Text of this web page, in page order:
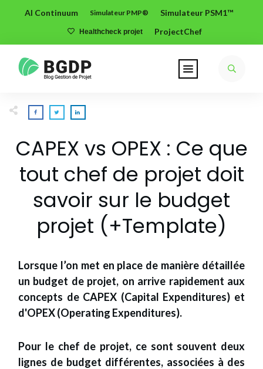
AI Continuum Simulateur PMP® Simulateur PSM1™
Healthcheck projet ProjectChef
CAPEX vs OPEX : Ce que
tout chef de projet doit
savoir sur le budget
projet (+Template)
Lorsque l’on met en place de manière détaillée
un budget de projet, on arrive rapidement aux
concepts de CAPEX (Capital Expenditures) et
d'OPEX (Operating Expenditures).
Pour le chef de projet, ce sont souvent deux
lignes de budget différentes, associées à des